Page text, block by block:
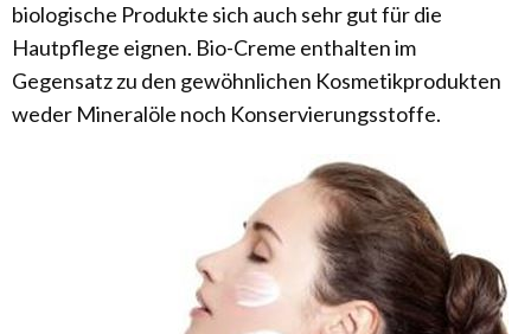
biologische Produkte sich auch sehr gut für die
Hautpflege eignen. Bio-Creme enthalten im
Gegensatz zu den gewöhnlichen Kosmetikprodukten
weder Mineralöle noch Konservierungsstoffe.